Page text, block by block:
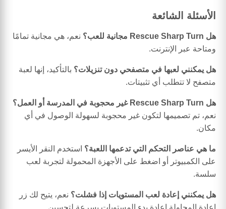
الأسئلة الشائعة
هل Rescue Sharp Turn مجانية للعب؟
نعم، هي مجانية تمامًا
ومتاحة عبر الإنترنت.
هل يمكنني لعبها في متصفحي دون تنزيلات؟ بالتأكيد، إنها لعبة
متصفح لا تتطلب أي تثبيتات.
هل Rescue Sharp Turn غير محجوبة في المدرسة أو العمل؟
نعم، تم تصميمها لتكون غير محجوبة لسهولة الوصول في أي
مكان.
ما هي عناصر التحكم التي تدعمها اللعبة؟ استخدم النقر الأيسر
على الكمبيوتر أو اضغط على الأجهزة المحمولة لتجربة لعب
سلسة.
هل يمكنني إعادة لعب المستويات إذا فشلت؟ نعم، يتيح لك زر
إعادة المحاولة إعادة بدء المستويات بسرعة لتحسين